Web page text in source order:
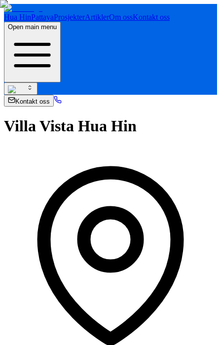
Hua HinPattayaProsjekterArtiklerOm ossKontakt oss
Open main menu
Kontakt oss
Villa Vista Hua Hin